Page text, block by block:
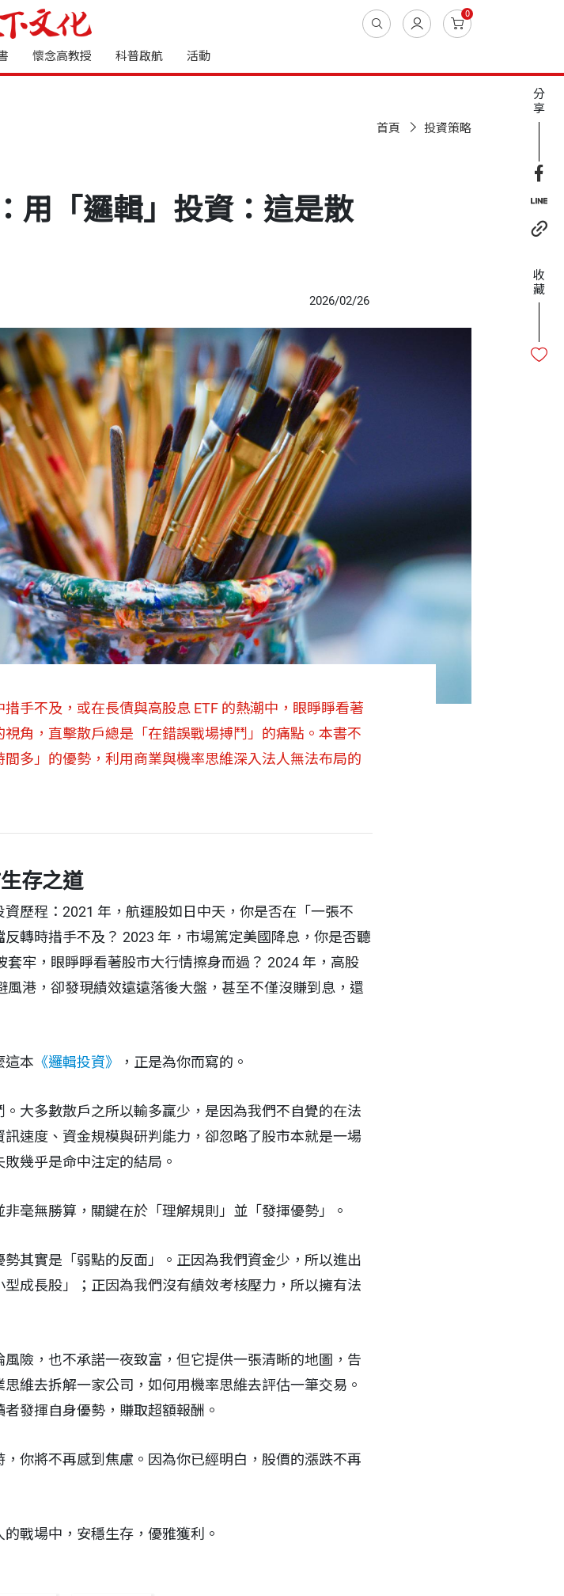
0
懷念高教授 科普啟航 活動
首頁 投資策略
用「邏輯」投資：這是散
2026/02/26
手不及，或在長債與高股息 ETF 的熱潮中，眼睜睜看著
角，直擊散戶總是「在錯誤戰場搏鬥」的痛點。本書不
多」的優勢，利用商業與機率思維深入法人無法布局的
存之道
歷程：2021 年，航運股如日中天，你是否在「一張不
轉時措手不及？ 2023 年，市場篤定美國降息，你是否聽
牢，眼睜睜看著股市大行情擦身而過？ 2024 年，高股
風港，卻發現績效遠遠落後大盤，甚至不僅沒賺到息，還
這本 《邏輯投資》 ，正是為你而寫的。
大多數散戶之所以輸多贏少，是因為我們不自覺的在法
速度、資金規模與研判能力，卻忽略了股市本就是一場
幾乎是命中注定的結局。
毫無勝算，關鍵在於「理解規則」並「發揮優勢」。
其實是「弱點的反面」。正因為我們資金少，所以進出
成長股」；正因為我們沒有績效考核壓力，所以擁有法
險，也不承諾一夜致富，但它提供一張清晰的地圖，告
維去拆解一家公司，如何用機率思維去評估一筆交易。
發揮自身優勢，賺取超額報酬。
你將不再感到焦慮。因為你已經明白，股價的漲跌不再
戰場中，安穩生存，優雅獲利。
分
享
收
藏